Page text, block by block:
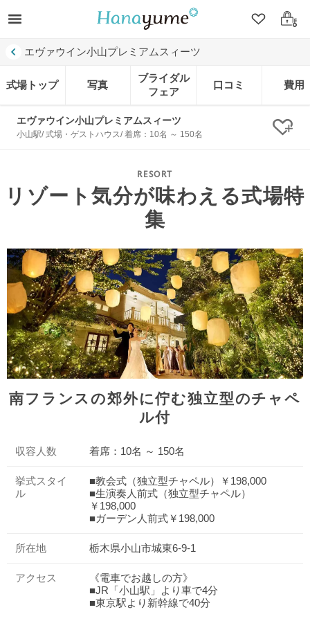
クリップ
ログ
エヴァウイン小山プレミアムスィーツ
式場トップ 写真
ブライダル
フェア
口コミ 費用
エヴァウイン小山プレミアムスィーツ
小山駅/ 式場・ゲストハウス/ 着席：10名 ～ 150名 ク
リゾート気分が味わえる式場特
集
南フランスの郊外に佇む独立型のチャペ
ル付
収容人数 着席：10名 ～ 150名
挙式スタイ
ル
■教会式（独立型チャペル）￥198,000
■生演奏人前式（独立型チャペル）
￥198,000
■ガーデン人前式￥198,000
所在地 栃木県小山市城東6-9-1
アクセス
《電車でお越しの方》
■JR「小山駅」より車で4分
■東京駅より新幹線で40分